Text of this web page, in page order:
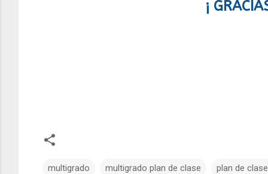
¡
multigrado multigrado plan de clase plan de